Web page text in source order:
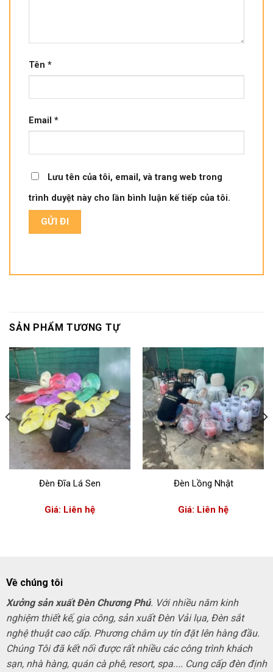
Tên *
Email *
Lưu tên của tôi, email, và trang web trong
trình duyệt này cho lần bình luận kế tiếp của tôi.
SẢN PHẨM TƯƠNG TỰ
Đèn Đĩa Lá Sen
Giá: Liên hệ
Đèn Lồng Nhật
Giá: Liên hệ
Về chúng tôi
Xưởng sản xuất Đèn Chương Phú. Với nhiều năm kinh
nghiệm thiết kế, gia công, sản xuất Đèn Vải lụa, Đèn sắt
nghệ thuật cao cấp. Phương châm uy tín đặt lên hàng đầu.
Chúng Tôi đã kết nối được rất nhiều các công trình khách
sạn, nhà hàng, quán cà phê, resort, spa.... Cung cấp đèn định